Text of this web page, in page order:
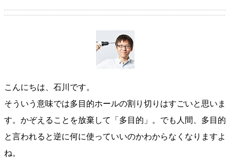
こんにちは、石川です。
そういう意味では多目的ホールの割り切りはすごいと思いま
す。かぞえることを放棄して「多目的」。でも人間、多目的
と言われると逆に何に使っていいのかわからなくなりますよ
ね。